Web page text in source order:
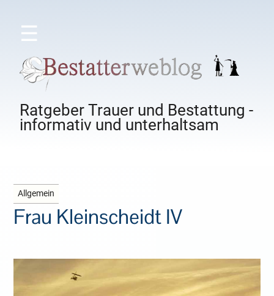
☰
Ratgeber Trauer und Bestattung -
informativ und unterhaltsam
Allgemein
Frau Kleinscheidt IV